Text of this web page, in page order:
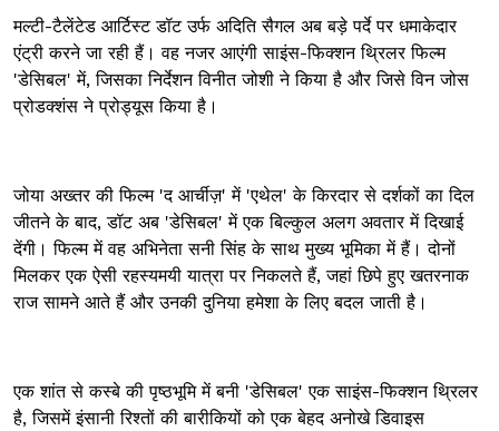
मल्टी-टैलेंटेड आर्टिस्ट डॉट उर्फ अदिति सैगल अब बड़े पर्दे पर धमाकेदार
एंट्री करने जा रही हैं। वह नजर आएंगी साइंस-फिक्शन थ्रिलर फिल्म
'डेसिबल' में, जिसका निर्देशन विनीत जोशी ने किया है और जिसे विन जोस
प्रोडक्शंस ने प्रोड्यूस किया है।
जोया अख्तर की फिल्म 'द आर्चीज़' में 'एथेल' के किरदार से दर्शकों का दिल
जीतने के बाद, डॉट अब 'डेसिबल' में एक बिल्कुल अलग अवतार में दिखाई
देंगी। फिल्म में वह अभिनेता सनी सिंह के साथ मुख्य भूमिका में हैं। दोनों
मिलकर एक ऐसी रहस्यमयी यात्रा पर निकलते हैं, जहां छिपे हुए खतरनाक
राज सामने आते हैं और उनकी दुनिया हमेशा के लिए बदल जाती है।
एक शांत से कस्बे की पृष्ठभूमि में बनी 'डेसिबल' एक साइंस-फिक्शन थ्रिलर
है, जिसमें इंसानी रिश्तों की बारीकियों को एक बेहद अनोखे डिवाइस